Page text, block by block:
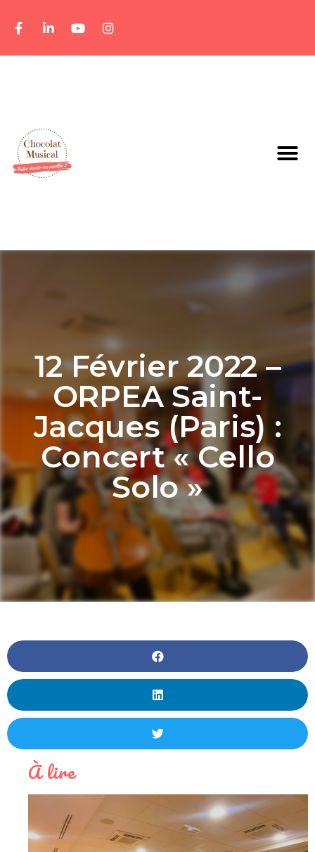
12 Février 2022 –
ORPEA Saint-
Jacques (Paris) :
Concert « Cello
Solo »
À lire